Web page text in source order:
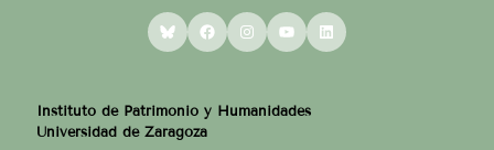
BlueskyFacebookInstagram
YouTubeLinkedIn
Instituto de Patrimonio y Humanidades
Universidad de Zaragoza